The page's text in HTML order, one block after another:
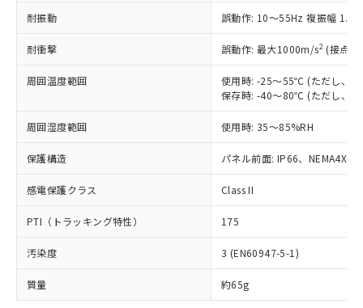
耐振動 誤動作: 10～55Hz 複振幅
耐衝撃 誤動作: 最大1000m/s2 (接点
周囲温度範囲
使用時: -25～55℃ (ただし、氷
保存時: -40～80℃ (ただし、氷
周囲湿度範囲 使用時: 35～85%RH
保護構造 パネル前面: IP66、NEMA4X,
感電保護クラス Class II
PTI（トラッキング特性） 175
汚染度 3 (EN60947-5-1)
質量 約65g
記載している更新日時点での社内デー
タに基づき作成されるものであり、閲
覧された時点での実際の在庫および標
準価格とは異なる場合があることをご
正式な納期状況および標準価格はお客
様のお取引先、またはお客様担当のオ
ムロン制御機器販売店・当社販売員に
オムロン制御機器販売店や当社販売拠
販売ネットワーク
」をご確認
ください。
在庫状況および標準価格結果を当社の
事前の承諾なく第三者に漏洩または開
示しないようお願いします。
マイパーツ機能（部品リスト作成サー
ビス）をご利用いただくには、I-Web
メンバーズにご登録されている必要が
鉛(Pb) 1000ppm以下、 水銀(Hg) 1000ppm以下、 カド
六価クロム(Cr(Ⅵ)) 1000ppm以下、ポリ臭化ビフェニル
類(PBB) 1000ppm以下、ポリ臭化ジフェニルエーテル類
(PBDE) 1000ppm以下、フタル酸ビス(2-エチルヘキシ
ル) (DEHP)(別名：DOP) 1000ppm以下、フタル酸ブチ
ルベンジル（BBP） 1000ppm以下、フタル酸ジブチル
（DBP） 1000ppm以下、フタル酸ジイソブチル
(DIBP) 1000ppm以下
但し、RoHS指令で産業用監視および制御機器に対する
適用除外項目は除く。
フタル酸エステル類の４物質については閾値を超える意
図的な使用がないことを確認しています。
※2 対応予定月
部品在庫の切り替え状況などにより、予定
月が前後することがあります。
*中国RoHS10物質の基準値 (GB/T26572)：
Pb(鉛) :1000ppm、 Hg(水銀) : 1000ppm、 Cd(カドミウ
Cr(Ⅵ)(六価クロム) : 1000ppm、 PBBs(ポリ臭化ビフェ
ニル類) : 1000ppm、 PBDEs(ポリ臭化ジフェニルエーテ
ル) : 1000ppm、
DEHP(フタル酸ビス(2-エチルヘキシル)) : 1000ppm
※2 環境保護使用期限
「ｅ」：有害物質（10物質）のすべてが基
準値以下であることを示します。
「10」：通常の使用状況下において有害物
質が外部に漏えいし、環境に深刻な影響を
及ぼさない年数を意味します。
（以下｢規制貨物等」という）を輸出
または国外への提供する場合は、日本
国政府の輸出許可(または役務取引許
可)を取得するなどの必要な手続きを
当社は規制貨物を破棄する場合は、完
全に破砕するなど、違法に輸出されな
いよう必要な手段を講じます。
当社は貴社製品を、核兵器、ミサイ
ル、化学兵器、生物兵器またはその他
武器並びにこれらの製造装置等に一切
使用いたしません。
当社は、貴社製品を第三者に販売する
場合は、上記1、2および3の内容を当
該第三者に通知します。また当社は、
販売先および販売に係わる関係者が違
法に輸出するおそれがある場合は、取
り引きをいたしません。
○ 一定数以上の在庫あり
△ 一定数には満たないが在庫あり
在庫なし(最新の在庫状況につ
いては、お客様のお取引先、ま
たはお客様担当のオムロン制御
機器販売店・当社販売員にご確
認ください)
受注生産機種、また在庫状況の
情報を公開していない機種